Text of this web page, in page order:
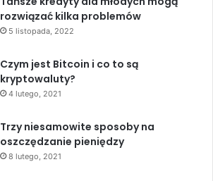
rozwiązać kilka problemów
5 listopada, 2022
Czym jest Bitcoin i co to są
kryptowaluty?
4 lutego, 2021
Trzy niesamowite sposoby na
oszczędzanie pieniędzy
8 lutego, 2021